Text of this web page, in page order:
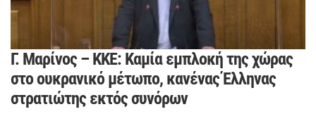
Γ. Μαρίνος – ΚΚΕ: Καμία εμπλοκή της χώρας
στο ουκρανικό μέτωπο, κανένας Έλληνας
στρατιώτης εκτός συνόρων